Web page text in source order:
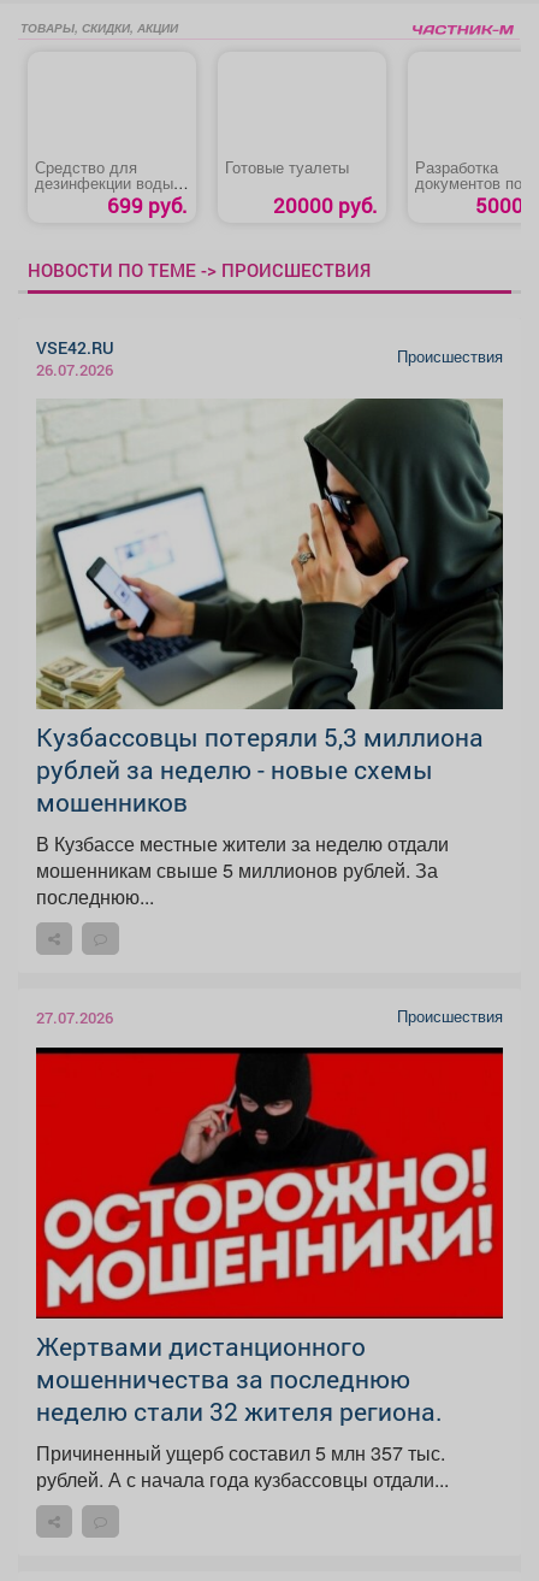
ТОВАРЫ, СКИДКИ, АКЦИИ
Средство для
дезинфекции воды в
бассейнах
ЛОНГАФОР699 руб.
Готовые туалеты
20000 руб.
Разработка
документов по
пожарной
безопасности
5000
НОВОСТИ ПО ТЕМЕ -> ПРОИСШЕСТВИЯ
VSE42.RU
26.07.2026
Происшествия
Кузбассовцы потеряли 5,3 миллиона
рублей за неделю - новые схемы
мошенников
В Кузбассе местные жители за неделю отдали
мошенникам свыше 5 миллионов рублей. За
последнюю...
27.07.2026 Происшествия
️Жертвами дистанционного
мошенничества за последнюю
неделю стали 32 жителя региона.
Причиненный ущерб составил 5 млн 357 тыс.
рублей. А с начала года кузбассовцы отдали...